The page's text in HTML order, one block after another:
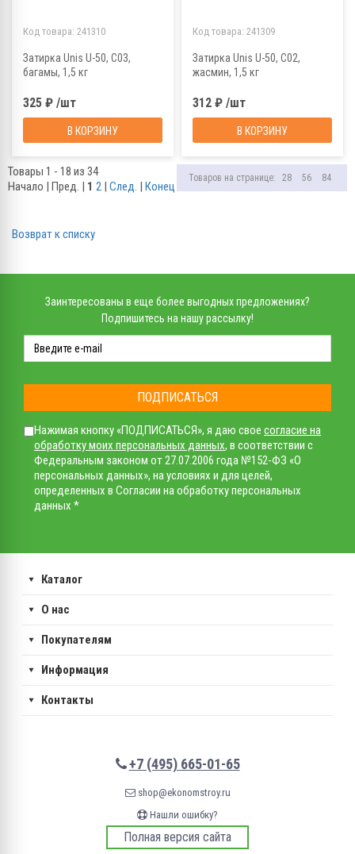
Код товара: 241310
Затирка Unis U-50, С03,
багамы, 1,5 кг
325 ₽ /шт
В КОРЗИНУ
Код товара: 241309
Затирка Unis U-50, С02,
жасмин, 1,5 кг
312 ₽ /шт
В КОРЗИНУ
Товары 1 - 18 из 34
Начало | Пред. | 1 2 | След. | Конец
Товаров на странице: 28 56 84
Возврат к списку
Заинтересованы в еще более выгодных предложениях?
Подпишитесь на нашу рассылку!
ПОДПИСАТЬСЯ
Нажимая кнопку «ПОДПИСАТЬСЯ», я даю свое согласие на
обработку моих персональных данных, в соответствии с
Федеральным законом от 27.07.2006 года №152-ФЗ «О
персональных данных», на условиях и для целей,
определенных в Согласии на обработку персональных
данных *
Каталог
О нас
Покупателям
Информация
Контакты
+7 (495) 665-01-65
shop@ekonomstroy.ru
Нашли ошибку?
Полная версия сайта